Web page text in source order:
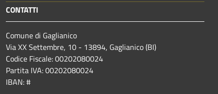
CONTATTI
Comune di Gaglianico
Via XX Settembre, 10 - 13894, Gaglianico (BI)
Codice Fiscale: 00202080024
Partita IVA: 00202080024
IBAN: #